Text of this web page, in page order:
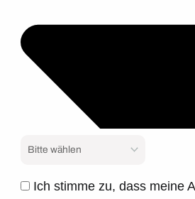
Ich stimme zu, dass meine